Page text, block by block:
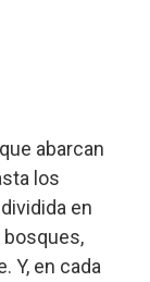
abarcan
los
en
Y, en cada